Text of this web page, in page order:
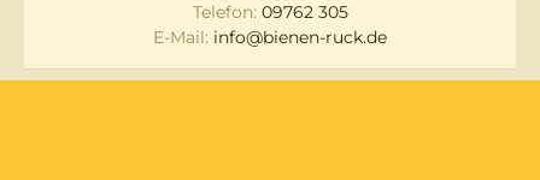
Telefon: 09762 305
E-Mail: info@bienen-ruck.de